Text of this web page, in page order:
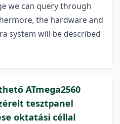
we can query through
the hardware and
system will be described
ATmega2560
tesztpanel
oktatási céllal